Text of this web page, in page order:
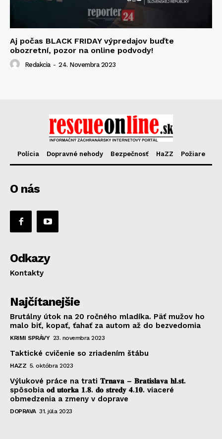
Aj počas BLACK FRIDAY výpredajov buďte
obozretní, pozor na online podvody!
Redakcia - 24. Novembra 2023
Polícia Dopravné nehody Bezpečnosť HaZZ Požiare
O nás
Odkazy
Kontakty
Najčítanejšie
Brutálny útok na 20 ročného mladíka. Päť mužov ho
malo biť, kopať, ťahať za autom až do bezvedomia
KRIMI SPRÁVY 23. novembra 2023
Taktické cvičenie so zriadením štábu
HAZZ 5. októbra 2023
Výlukové práce na trati 𝐓𝐫𝐧𝐚𝐯𝐚 – 𝐁𝐫𝐚𝐭𝐢𝐬𝐥𝐚𝐯𝐚 𝐡𝐥.𝐬𝐭.
spôsobia 𝐨𝐝 𝐮𝐭𝐨𝐫𝐤𝐚 𝟏.𝟖. 𝐝𝐨 𝐬𝐭𝐫𝐞𝐝𝐲 𝟒.𝟏𝟎. viaceré
obmedzenia a zmeny v doprave
DOPRAVA 31. júla 2023